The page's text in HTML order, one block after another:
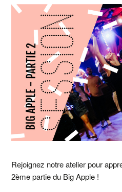
Rejoignez notre atelier pour
2ème partie du Big Apple !